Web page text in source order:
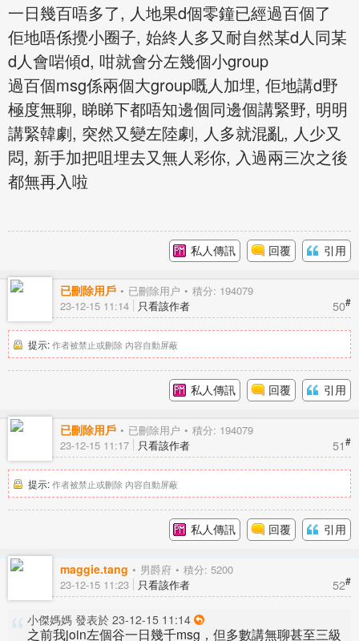
一日幾百唔多了, 人地果d個零鐘已經過百個了
佢地唔係攪小圈子, 始終人多又耐自然某d人同某
d人會啱傾d, 咁就會分左幾個小group
過百個msg係兩個大group嘅人加埋, 佢地講d野
極度無聊, 睇睇下都唔知邊個同邊個講緊野, 明明
講緊韓劇, 突然又變左陸劇, 人多就混亂, 人少又
悶, 新手加把咀埋去又無人彩你, 入過兩三次之後
都無再入啦
私人傳訊 回覆 引用
已刪除用戶 已刪除用户 積分: 194079
50#
23-12-15 11:14 只看該作者
提示: 作者被禁止或刪除 內容自動屏蔽
私人傳訊 回覆 引用
已刪除用戶 已刪除用户 積分: 194079
51#
23-12-15 11:17 只看該作者
提示: 作者被禁止或刪除 內容自動屏蔽
私人傳訊 回覆 引用
maggie.tang 男爵府 積分: 5200
52#
23-12-15 11:23 只看該作者
小傑媽媽 發表於 23-12-15 11:14
之前我join左個谷一日幾千msg，但多數講無聊甚至三級